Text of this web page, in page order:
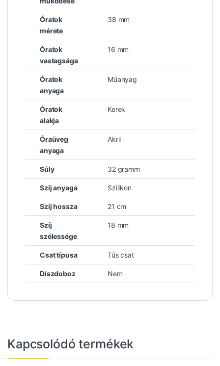
Óratok
mérete
38 mm
Óratok
vastagsága
16 mm
Óratok
anyaga
Műanyag
Óratok
alakja
Kerek
Óraüveg
anyaga
Akril
Súly 32 gramm
Szíj anyaga Szilikon
Szíj hossza 21 cm
Szíj
szélessége
18 mm
Csat típusa Tűs csat
Díszdoboz Nem
Kapcsolódó termékek